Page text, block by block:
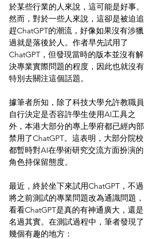
於某些行業的人來說，這可能是好事。
然而，對於一些人來說，這卻是被迫追
趕ChatGPT的潮流，好像如果沒有涉獵
過就是落後於人。作者早先試用了
ChatGPT，但發現當時的版本並沒有解
決專業實際問題的程度，因此也就沒有
特別去關注這個話題。
據筆者所知，除了科技大學允許教職員
自行決定是否容許學生使用AI工具之
外，本港大部分的專上學府都已經內部
禁用了ChatGPT。這表明，大部分院校
都暫時對AI在學術研究交流方面扮演的
角色持保留態度。
最近，終於坐下來試用ChatGPT，不過
將之前測試的專業問題改為通識問題，
看看ChatGPT是真的有神通廣大，還是
名過其實。在測試過程中，筆者發現了
幾個有趣的地方：